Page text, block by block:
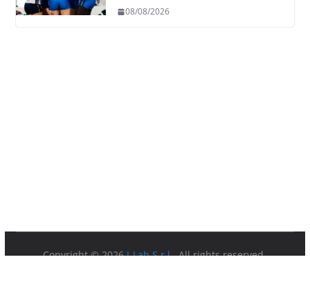
08/08/2026
Copyright © 2026I-Lab S.r.l.. All rights reserved.